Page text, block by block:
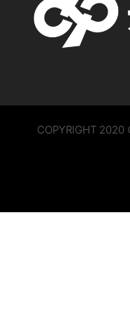
COPYRIGHT 2020